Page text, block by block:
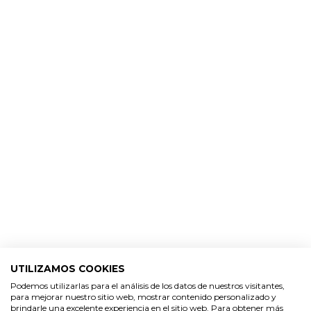
Cliente verificado
Bueno
UTILIZAMOS COOKIES
Podemos utilizarlas para el análisis de los datos de nuestros visitantes,
para mejorar nuestro sitio web, mostrar contenido personalizado y
brindarle una excelente experiencia en el sitio web. Para obtener más